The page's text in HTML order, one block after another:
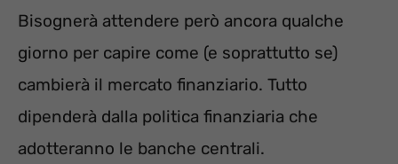
Bisognerà attendere però ancora qualche
giorno per capire come (e soprattutto se)
cambierà il mercato finanziario. Tutto
dipenderà dalla politica finanziaria che
adotteranno le banche centrali.